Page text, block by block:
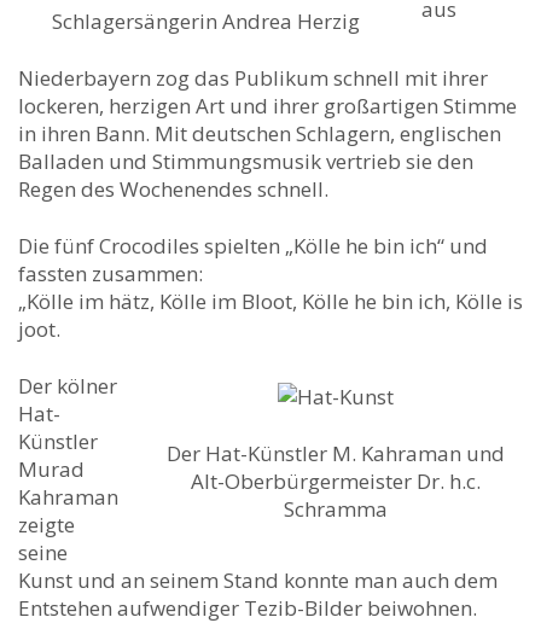
Schlagersängerin Andrea Herzig aus
Niederbayern zog das Publikum schnell mit ihrer
lockeren, herzigen Art und ihrer großartigen Stimme
in ihren Bann. Mit deutschen Schlagern, englischen
Balladen und Stimmungsmusik vertrieb sie den
Regen des Wochenendes schnell.
Die fünf Crocodiles spielten „Kölle he bin ich“ und
fassten zusammen:
„Kölle im hätz, Kölle im Bloot, Kölle he bin ich, Kölle is
joot.
Der Hat-Künstler M. Kahraman und
Alt-Oberbürgermeister Dr. h.c.
Schramma
Der kölner
Hat-
Künstler
Murad
Kahraman
zeigte
seine
Kunst und an seinem Stand konnte man auch dem
Entstehen aufwendiger Tezib-Bilder beiwohnen.